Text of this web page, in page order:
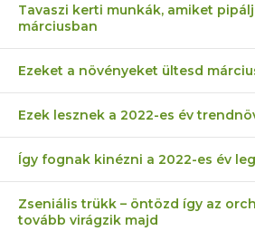
Tavaszi kerti munkák, amiket
márciusban
Ezeket a növényeket ültesd
Ezek lesznek a 2022-es év
Így fognak kinézni a 2022-es év
Zseniális trükk – öntözd így az
tovább virágzik majd